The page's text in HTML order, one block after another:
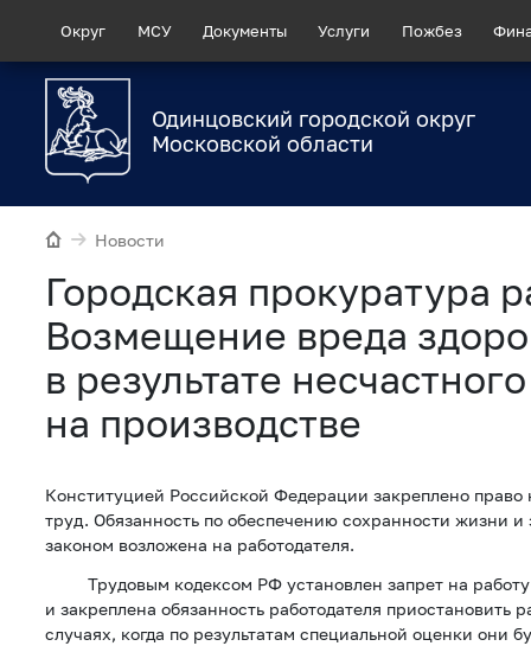
Округ МСУ Документы Услуги Пожбез
Одинцовский городской округ
Московской области
Новости
Городская прокуратура
Возмещение вреда
в результате
на производстве
Конституцией Российской Федерации закреплено право
труд. Обязанность по обеспечению сохранности жизни и
законом возложена на работодателя.
Трудовым кодексом РФ установлен запрет на работу
и закреплена обязанность работодателя приостановить
случаях, когда по результатам специальной оценки они